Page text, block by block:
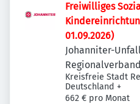
Freiwilliges
01.09.2026)
Johanniter-
Kreisfreie Stadt
Deutschland +
662 € pro Monat